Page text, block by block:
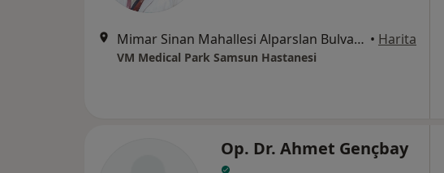
Mimar Sinan Mahallesi Alparslan Bulvarı No:17, Atakum • Harita
VM Medical Park Samsun Hastanesi
Op. Dr. Ahmet Gençbay